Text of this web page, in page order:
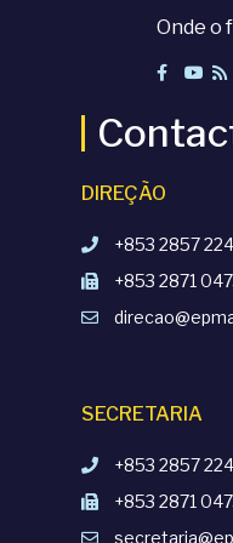
Onde o
DIREÇÃO
+853 2857
+853 2871
SECRETARIA
+853 2857
+853 2871